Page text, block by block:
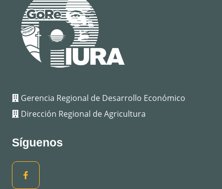
Gerencia Regional de Desarrollo Económico
Dirección Regional de Agricultura
Síguenos